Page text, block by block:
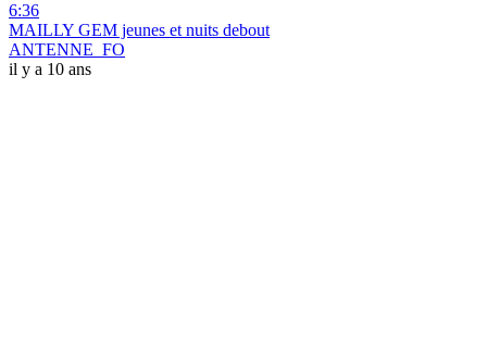
6:36
MAILLY GEM jeunes et nuits debout
ANTENNE_FO
il y a 10 ans